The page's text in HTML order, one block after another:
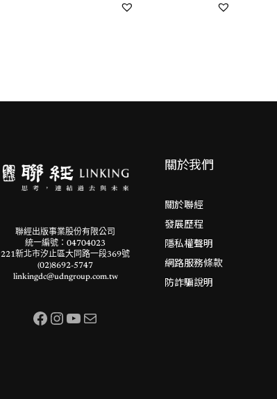
聯經出版事業股份有限公司
統一編號：04704023
221新北市汐止區大同路一段369號
(02)8692-5747
linkingdc@udngroup.com.tw
Facebook InstagramYouTube 電子郵件
關於我們
關於聯經
發展歷程
隱私權聲明
網路服務條款
防詐騙說明